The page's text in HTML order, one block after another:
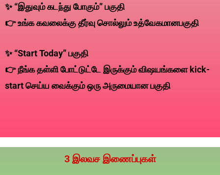
✨ “இதுவும் கடந்து போகும்” பகுதி
👉 உங்க கவலைக்கு தீர்வு சொல்லும் உத்வேகமானபகுதி
✨ “Start Today” பகுதி
👉 நீங்க தள்ளி போட்டுட்டே இருக்கும் விஷயங்களை kick-
start செய்ய வைக்கும் ஒரு அருமையான பகுதி
3 இலவச இணைப்புகள்